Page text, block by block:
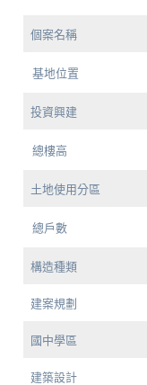
個案名稱
基地位置
投資興建
總樓高
土地使用分區
總戶數
構造種類
建案規劃
國中學區
建築設計